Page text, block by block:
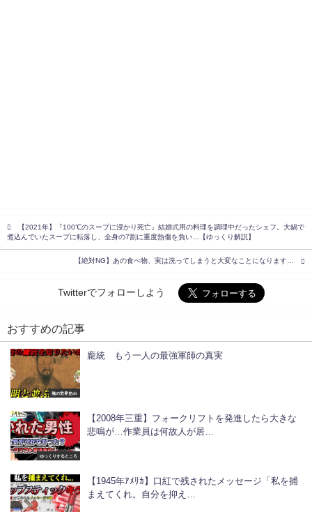
【2021年】『100℃のスープに浸かり死亡』結婚式用の料理を調理中だったシェフ。大鍋で
煮込んでいたスープに転落し、全身の7割に重度熱傷を負い…【ゆっくり解説】
【絶対NG】あの食べ物、実は洗ってしまうと大変なことになります…
Twitterでフォローしよう
おすすめの記事
俺の世界史ch
龐統 もう一人の最強軍師の真実
ゆっくりするところ
【2008年三重】フォークリフトを発進したら大きな
悲鳴が…作業員は何故人が居…
【1945年ｱﾒﾘｶ】口紅で残されたメッセージ「私を捕
まえてくれ。自分を抑え…